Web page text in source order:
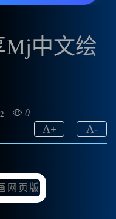
Mj中文绘
0
A-
A+